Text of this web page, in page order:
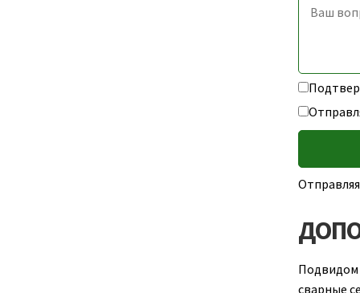
Подвидом
сварные